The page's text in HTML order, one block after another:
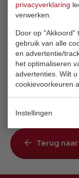
privacyverklaring
verwerken.
Door op "Akkoord"
gebruik van alle
en advertentie/
het optimaliseren
advertenties. Wilt
cookievoorkeuren
Instellingen
maandag 12
gewoon weer
17.00. Bij
nauwlettend in
Wij hopen op
terug in ons
Terug